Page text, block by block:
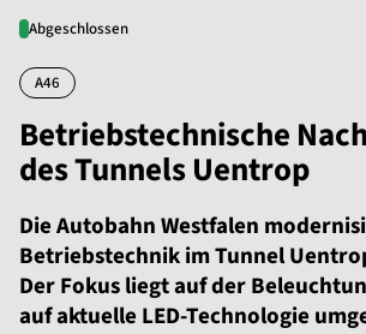
Abgeschlossen
A46
Betriebstechnische
des Tunnels Uentrop
Die Autobahn Westfalen
Betriebstechnik im Tunnel
Der Fokus liegt auf der
auf aktuelle LED-Technologie